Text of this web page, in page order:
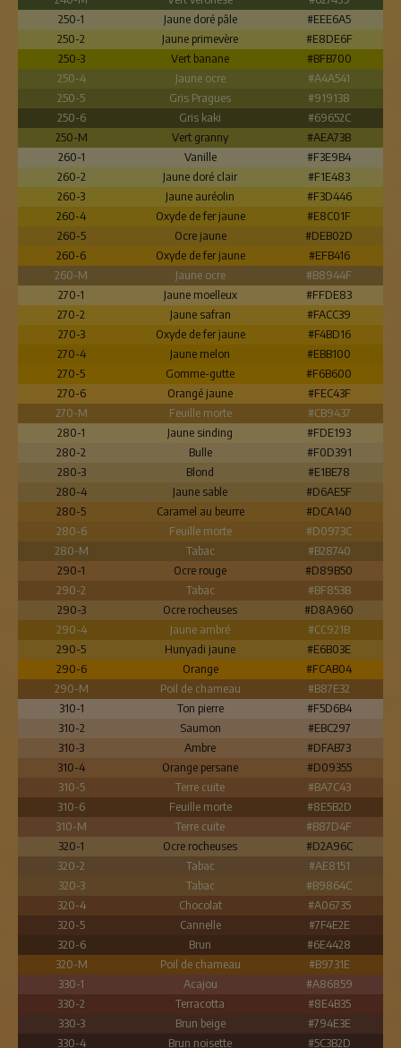
250-1
Jaune doré pâle
#EEE6A5
250-2
Jaune primevère
#E8DE6F
250-3
Vert banane
#BFB700
250-4
Jaune ocre
#A4A541
250-5
Gris Pragues
#919138
250-6
Gris kaki
#69652C
250-M
Vert granny
#AEA73B
260-1
Vanille
#F3E9B4
260-2
Jaune doré clair
#F1E483
260-3
Jaune auréolin
#F3D446
260-4
Oxyde de fer jaune
#E8C01F
260-5
Ocre jaune
#DEB02D
260-6
Oxyde de fer jaune
#EFB416
260-M
Jaune ocre
#B8944F
270-1
Jaune moelleux
#FFDE83
270-2
Jaune safran
#FACC39
270-3
Oxyde de fer jaune
#F4BD16
270-4
Jaune melon
#EBB100
270-5
Gomme-gutte
#F6B600
270-6
Orangé jaune
#FEC43F
270-M
Feuille morte
#CB9437
280-1
Jaune sinding
#FDE193
280-2
Bulle
#F0D391
280-3
Blond
#E1BE78
280-4
Jaune sable
#D6AE5F
280-5
Caramel au beurre
#DCA140
280-6
Feuille morte
#D0973C
280-M
Tabac
#B28740
290-1
Ocre rouge
#D89B50
290-2
Tabac
#BF853B
290-3
Ocre rocheuses
#D8A960
290-4
Jaune ambré
#CC921B
290-5
Hunyadi jaune
#E6B03E
290-6
Orange
#FCAB04
290-M
Poil de chameau
#B87E32
310-1
Ton pierre
#F5D6B4
310-2
Saumon
#EBC297
310-3
Ambre
#DFAB73
310-4
Orange persane
#D09355
310-5
Terre cuite
#BA7C43
310-6
Feuille morte
#8E5B2D
310-M
Terre cuite
#B87D4F
320-1
Ocre rocheuses
#D2A96C
320-2
Tabac
#AE8151
320-3
Tabac
#B9864C
320-4
Chocolat
#A06735
320-5
Cannelle
#7F4E2E
320-6
Brun
#6E4428
320-M
Poil de chameau
#B9731E
330-1
Acajou
#A86859
330-2
Terracotta
#8E4B35
330-3
Brun beige
#794E3E
330-4
Brun noisette
#5C3B2D